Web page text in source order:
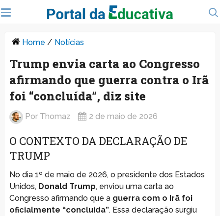
Home / Notícias
Trump envia carta ao Congresso
afirmando que guerra contra o Irã
foi “concluída”, diz site
Por Thomaz 2 de maio de 2026
O CONTEXTO DA DECLARAÇÃO DE
TRUMP
No dia 1º de maio de 2026, o presidente dos Estados
Unidos, Donald Trump, enviou uma carta ao
Congresso afirmando que a guerra com o Irã foi
oficialmente “concluída”. Essa declaração surgiu